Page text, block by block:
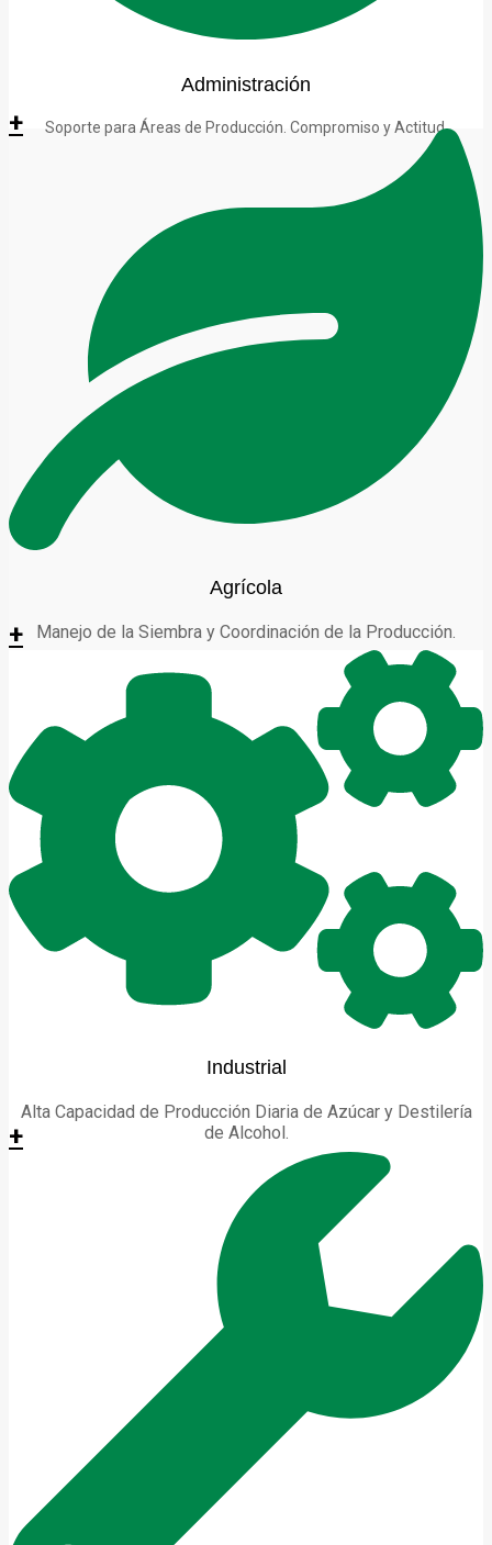
Administración
Soporte para Áreas de Producción. Compromiso y Actitud.
+
Agrícola
Manejo de la Siembra y Coordinación de la Producción.
+
Industrial
Alta Capacidad de Producción Diaria de Azúcar y Destilería
de Alcohol.
+